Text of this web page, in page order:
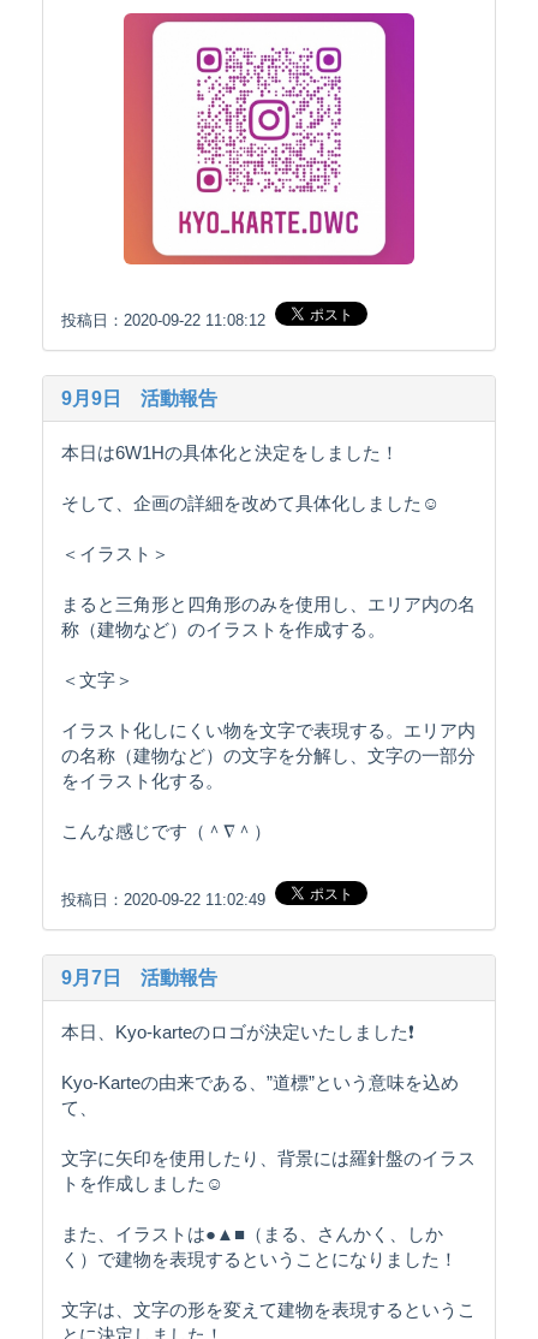
投稿日：2020-09-22 11:08:12
9月9日 活動報告
本日は6W1Hの具体化と決定をしました！
そして、企画の詳細を改めて具体化しました☺️
＜イラスト＞
まると三角形と四角形のみを使用し、エリア内の名
称（建物など）のイラストを作成する。
＜文字＞
イラスト化しにくい物を文字で表現する。エリア内
の名称（建物など）の文字を分解し、文字の一部分
をイラスト化する。
こんな感じです（＾∇＾）
投稿日：2020-09-22 11:02:49
9月7日 活動報告
本日、Kyo-karteのロゴが決定いたしました❗️
Kyo-Karteの由来である、”道標”という意味を込め
て、
文字に矢印を使用したり、背景には羅針盤のイラス
トを作成しました☺️
また、イラストは●▲■（まる、さんかく、しか
く）で建物を表現するということになりました！
文字は、文字の形を変えて建物を表現するというこ
とに決定しました！